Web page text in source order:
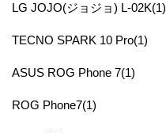
LG JOJO(ジョジョ) L-02K(1)
TECNO SPARK 10 Pro(1)
ASUS ROG Phone 7(1)
ROG Phone7(1)